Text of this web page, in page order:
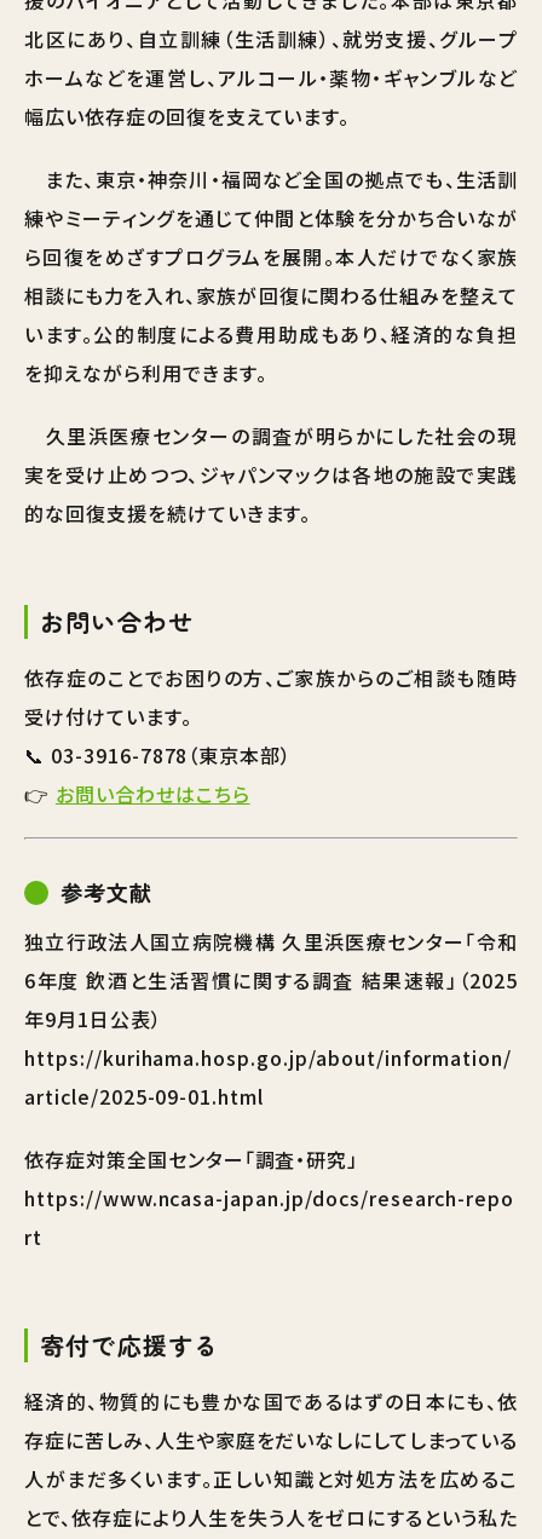
北区にあり、自立訓練（生活訓練）、就労支援、グループ
ホームなどを運営し、アルコール・薬物・ギャンブルなど
幅広い依存症の回復を支えています。
また、東京・神奈川・福岡など全国の拠点でも、生活訓
練やミーティングを通じて仲間と体験を分かち合いなが
ら回復をめざすプログラムを展開。本人だけでなく家族
相談にも力を入れ、家族が回復に関わる仕組みを整えて
います。公的制度による費用助成もあり、経済的な負担
を抑えながら利用できます。
久里浜医療センターの調査が明らかにした社会の現
実を受け止めつつ、ジャパンマックは各地の施設で実践
的な回復支援を続けていきます。
お問い合わせ
依存症のことでお困りの方、ご家族からのご相談も随時
受け付けています。
📞 03-3916-7878（東京本部）
👉 お問い合わせはこちら
参考文献
独立行政法人国立病院機構 久里浜医療センター「令和
6年度 飲酒と生活習慣に関する調査 結果速報」（2025
年9月1日公表）
https://kurihama.hosp.go.jp/about/information/
article/2025-09-01.html
依存症対策全国センター「調査・研究」
https://www.ncasa-japan.jp/docs/research-repo
rt
寄付で応援する
経済的、物質的にも豊かな国であるはずの日本にも、依
存症に苦しみ、人生や家庭をだいなしにしてしまっている
人がまだ多くいます。正しい知識と対処方法を広めるこ
とで、依存症により人生を失う人をゼロにするという私た